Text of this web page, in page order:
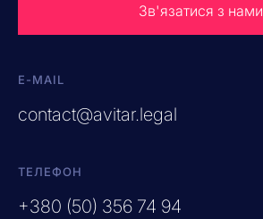
Зв'язатися з нами
E-MAIL
contact@avitar.legal
ТЕЛЕФОН
+380 (50) 356 74 94